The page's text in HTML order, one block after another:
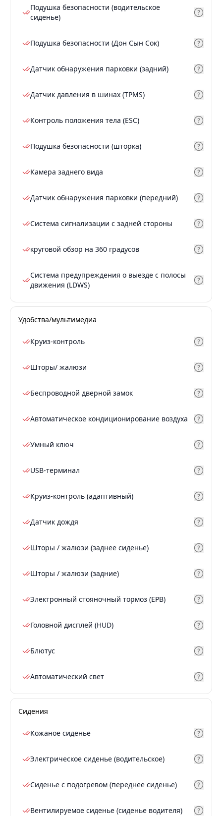
Подушка безопасности (водительское
сиденье)
Подушка безопасности (Дон Сын Сок)
Датчик обнаружения парковки (задний)
Датчик давления в шинах (TPMS)
Контроль положения тела (ESC)
Подушка безопасности (шторка)
Камера заднего вида
Датчик обнаружения парковки (передний)
Система сигнализации с задней стороны
круговой обзор на 360 градусов
Система предупреждения о выезде с полосы
движения (LDWS)
Удобства/мультимедиа
Круиз-контроль
Шторы/ жалюзи
Беспроводной дверной замок
Автоматическое кондиционирование воздуха
Умный ключ
USB-терминал
Круиз-контроль (адаптивный)
Датчик дождя
Шторы / жалюзи (заднее сиденье)
Шторы / жалюзи (задние)
Электронный стояночный тормоз (EPB)
Головной дисплей (HUD)
Блютус
Автоматический свет
Сидения
Кожаное сиденье
Электрическое сиденье (водительское)
Сиденье с подогревом (переднее сиденье)
Вентилируемое сиденье (сиденье водителя)